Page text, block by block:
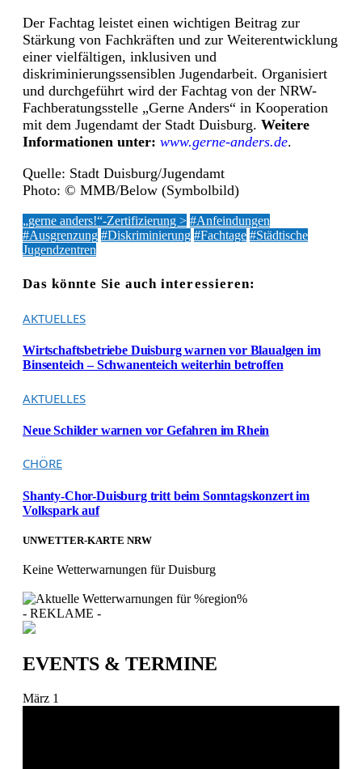
Der Fachtag leistet einen wichtigen Beitrag zur
Stärkung von Fachkräften und zur Weiterentwicklung
einer vielfältigen, inklusiven und
diskriminierungssensiblen Jugendarbeit. Organisiert
und durchgeführt wird der Fachtag von der NRW-
Fachberatungsstelle „Gerne Anders“ in Kooperation
mit dem Jugendamt der Stadt Duisburg. Weitere
Informationen unter: www.gerne-anders.de.
Quelle: Stadt Duisburg/Jugendamt
Photo: © MMB/Below (Symbolbild)
„gerne anders!“-Zertifizierung > #Anfeindungen
#Ausgrenzung #Diskriminierung #Fachtage #Städtische
Jugendzentren
Das könnte Sie auch interessieren:
AKTUELLES
Wirtschaftsbetriebe Duisburg warnen vor Blaualgen im
Binsenteich – Schwanenteich weiterhin betroffen
AKTUELLES
Neue Schilder warnen vor Gefahren im Rhein
CHÖRE
Shanty-Chor-Duisburg tritt beim Sonntagskonzert im
Volkspark auf
UNWETTER-KARTE NRW
Keine Wetterwarnungen für Duisburg
- REKLAME -
EVENTS & TERMINE
März 1